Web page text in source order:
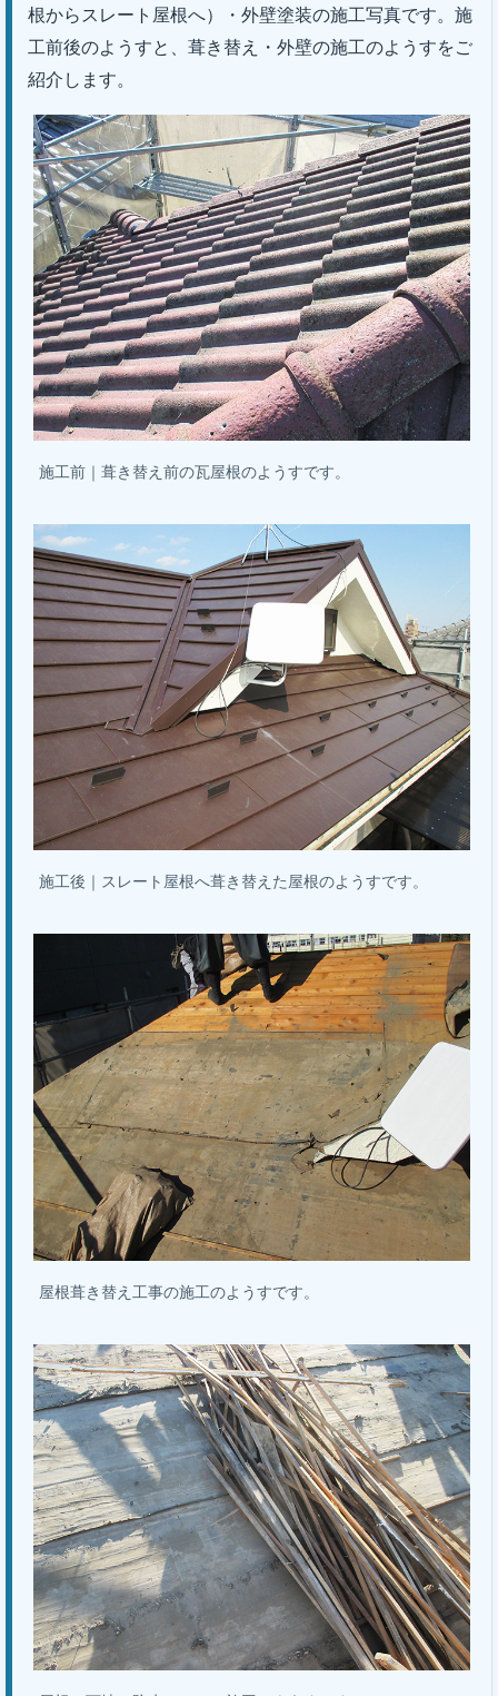
根からスレート屋根へ）・外壁塗装の施工写真です。施
工前後のようすと、葺き替え・外壁の施工のようすをご
紹介します。
施工前｜葺き替え前の瓦屋根のようすです。
施工後｜スレート屋根へ葺き替えた屋根のようすです。
屋根葺き替え工事の施工のようすです。